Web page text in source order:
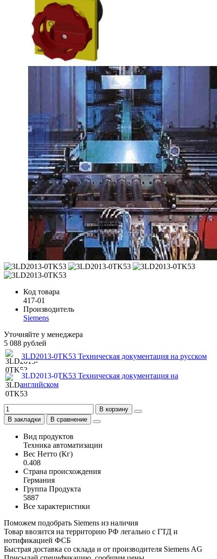
Код товара
417-01
Производитель
Siemens
Уточняйте у менеджера
5 088 рублей
3LD2013-0TK53 Техническая документация на русском
3LD2013-0TK53 Техническая документация на
английском
В корзину
В закладки
В сравнение
Вид продуктов
Техника автоматизации
Вес Нетто (Кг)
0.408
Страна происхождения
Германия
Группа Продукта
5887
Все характеристики
Поможем подобрать Siemens из наличия
Товар ввозится на территорию РФ легально с ГТД и
нотификацией ФСБ
Быстрая доставка со склада и от производителя Siemens AG